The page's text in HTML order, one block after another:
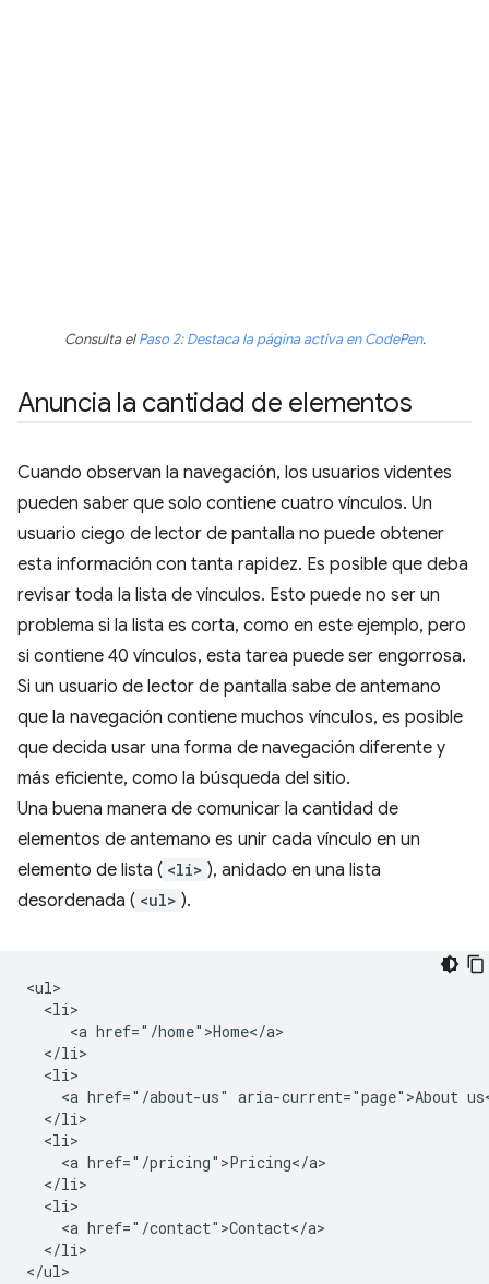
Consulta elPaso 2: Destaca la página activa en CodePen.
Anuncia la cantidad de elementos
Cuando observan la navegación, los usuarios videntes
pueden saber que solo contiene cuatro vínculos. Un
usuario ciego de lector de pantalla no puede obtener
esta información con tanta rapidez. Es posible que deba
revisar toda la lista de vínculos. Esto puede no ser un
problema si la lista es corta, como en este ejemplo, pero
si contiene 40 vínculos, esta tarea puede ser engorrosa.
Si un usuario de lector de pantalla sabe de antemano
que la navegación contiene muchos vínculos, es posible
que decida usar una forma de navegación diferente y
más eficiente, como la búsqueda del sitio.
Una buena manera de comunicar la cantidad de
elementos de antemano es unir cada vínculo en un
elemento de lista ( <li> ), anidado en una lista
desordenada ( <ul> ).
<ul>
  <li>
     <a href="/home">Home</a>
  </li>
  <li>
<a href="/about-us" aria-current="page">About
  </li>
  <li>
    <a href="/pricing">Pricing</a>
  </li>
  <li>
    <a href="/contact">Contact</a>
  </li>